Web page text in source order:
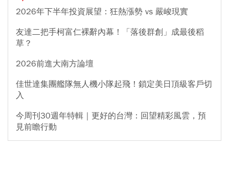
2026年下半年投資展望：狂熱漲勢 vs 嚴峻現實
友達二把手柯富仁裸辭內幕！「落後群創」成最後稻
草？
2026前進大南方論壇
佳世達集團艦隊無人機小隊起飛！鎖定美日頂級客戶切
入
今周刊30週年特輯｜更好的台灣：回望精彩風雲，預
見前瞻行動